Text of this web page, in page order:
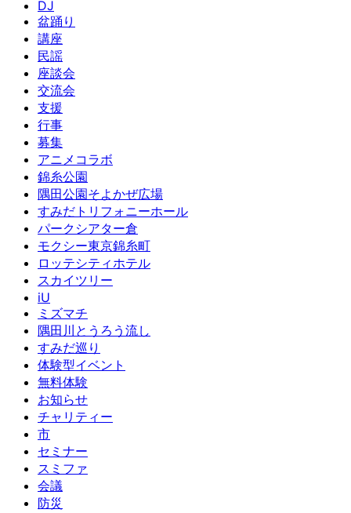
DJ
盆踊り
講座
民謡
座談会
交流会
支援
行事
募集
アニメコラボ
錦糸公園
隅田公園そよかぜ広場
すみだトリフォニーホール
パークシアター倉
モクシー東京錦糸町
ロッテシティホテル
スカイツリー
iU
ミズマチ
隅田川とうろう流し
すみだ巡り
体験型イベント
無料体験
お知らせ
チャリティー
市
セミナー
スミファ
会議
防災